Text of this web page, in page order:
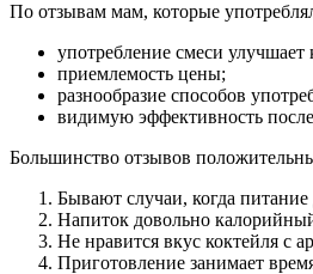
По отзывам мам, которые
употребление смеси улучшает
приемлемость цены;
разнообразие способов
видимую эффективность
Большинство отзывов
Бывают случаи, когда
Напиток довольно
Не нравится вкус коктейля с
Приготовление занимает